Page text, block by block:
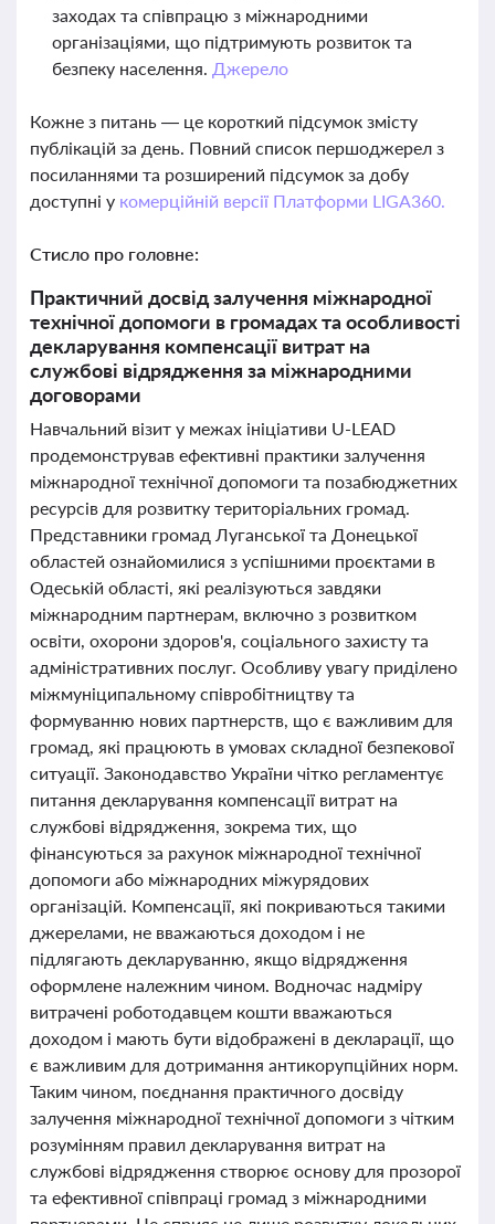
заходах та співпрацю з міжнародними
організаціями, що підтримують розвиток та
безпеку населення. Джерело
Кожне з питань — це короткий підсумок змісту
публікацій за день. Повний список першоджерел з
посиланнями та розширений підсумок за добу
доступні у комерційній версії Платформи LIGA360.
Стисло про головне:
Практичний досвід залучення міжнародної
технічної допомоги в громадах та особливості
декларування компенсації витрат на
службові відрядження за міжнародними
договорами
Навчальний візит у межах ініціативи U-LEAD
продемонстрував ефективні практики залучення
міжнародної технічної допомоги та позабюджетних
ресурсів для розвитку територіальних громад.
Представники громад Луганської та Донецької
областей ознайомилися з успішними проєктами в
Одеській області, які реалізуються завдяки
міжнародним партнерам, включно з розвитком
освіти, охорони здоров'я, соціального захисту та
адміністративних послуг. Особливу увагу приділено
міжмуніципальному співробітництву та
формуванню нових партнерств, що є важливим для
громад, які працюють в умовах складної безпекової
ситуації. Законодавство України чітко регламентує
питання декларування компенсації витрат на
службові відрядження, зокрема тих, що
фінансуються за рахунок міжнародної технічної
допомоги або міжнародних міжурядових
організацій. Компенсації, які покриваються такими
джерелами, не вважаються доходом і не
підлягають декларуванню, якщо відрядження
оформлене належним чином. Водночас надміру
витрачені роботодавцем кошти вважаються
доходом і мають бути відображені в декларації, що
є важливим для дотримання антикорупційних норм.
Таким чином, поєднання практичного досвіду
залучення міжнародної технічної допомоги з чітким
розумінням правил декларування витрат на
службові відрядження створює основу для прозорої
та ефективної співпраці громад з міжнародними